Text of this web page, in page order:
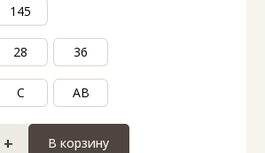
145
28 36
C АВ
В корзину